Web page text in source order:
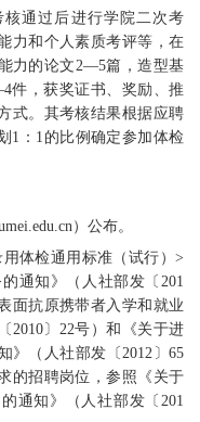
通过后进行学院二次考
力和个人素质考评等，在
力的论文2—5篇，造型基
件，获奖证书、奖励、推
式。其考核结果根据应聘
1：1的比例确定参加体检
）公布。
体检通用标准（试行）>
通知》（人社部发〔201
面抗原携带者入学和就业
2010〕22号）和《关于进
》（人社部发〔2012〕65
的招聘岗位，参照《关于
通知》（人社部发〔201